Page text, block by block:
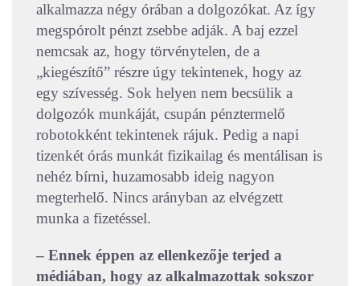
alkalmazza négy órában a dolgozókat. Az így
megspórolt pénzt zsebbe adják. A baj ezzel
nemcsak az, hogy törvénytelen, de a
„kiegészítő” részre úgy tekintenek, hogy az
egy szívesség. Sok helyen nem becsülik a
dolgozók munkáját, csupán pénztermelő
robotokként tekintenek rájuk. Pedig a napi
tizenkét órás munkát fizikailag és mentálisan is
nehéz bírni, huzamosabb ideig nagyon
megterhelő. Nincs arányban az elvégzett
munka a fizetéssel.
– Ennek éppen az ellenkezője terjed a
médiában, hogy az alkalmazottak sokszor